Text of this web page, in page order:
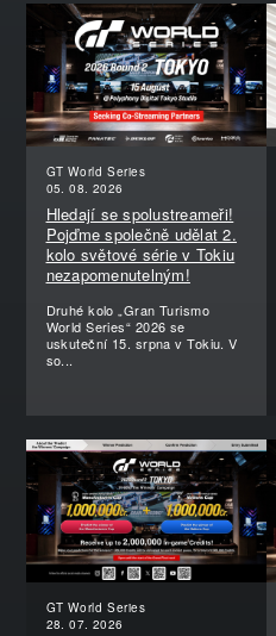
GT World Series
05. 08. 2026
Hledají se spolustreameři!
Pojďme společně udělat 2.
kolo světové série v Tokiu
nezapomenutelným!
Druhé kolo „Gran Turismo
World Series“ 2026 se
uskuteční 15. srpna v Tokiu. V
so...
GT World Series
28. 07. 2026